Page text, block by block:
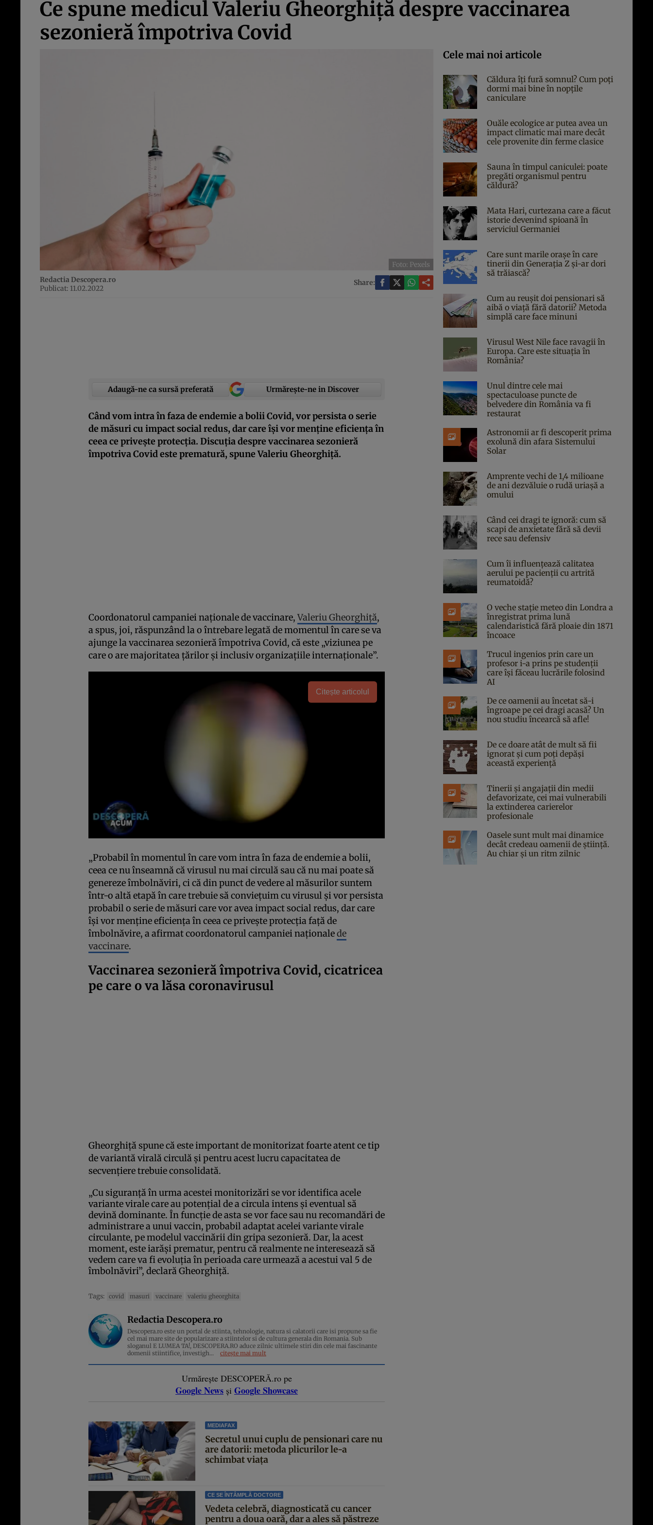
Ce spune medicul Valeriu Gheorghiță despre vaccinarea
sezonieră împotriva Covid
Foto: Pexels
Redactia Descopera.ro
Publicat: 11.02.2022
Share:
Adaugă-ne ca sursă preferată Urmărește-ne in Discover
Când vom intra în faza de endemie a bolii Covid, vor persista o serie
de măsuri cu impact social redus, dar care își vor menține eficiența în
ceea ce privește protecția. Discuția despre vaccinarea sezonieră
împotriva Covid este prematură, spune Valeriu Gheorghiţă.
Coordonatorul campaniei naţionale de vaccinare, Valeriu Gheorghiţă,
a spus, joi, răspunzând la o întrebare legată de momentul în care se va
ajunge la vaccinarea sezonieră împotriva Covid, că este „viziunea pe
care o are majoritatea țărilor și inclusiv organizațiile internaționale”.
Citește articolul
„Probabil în momentul în care vom intra în faza de endemie a bolii,
ceea ce nu înseamnă că virusul nu mai circulă sau că nu mai poate să
genereze îmbolnăviri, ci că din punct de vedere al măsurilor suntem
într-o altă etapă în care trebuie să conviețuim cu virusul și vor persista
probabil o serie de măsuri care vor avea impact social redus, dar care
își vor menține eficiența în ceea ce privește protecția față de
îmbolnăvire, a afirmat coordonatorul campaniei naţionalede
vaccinare.
Vaccinarea sezonieră împotriva Covid, cicatricea
pe care o va lăsa coronavirusul
Gheorghiţă spune că este important de monitorizat foarte atent ce tip
de variantă virală circulă și pentru acest lucru capacitatea de
secvențiere trebuie consolidată.
„Cu siguranță în urma acestei monitorizări se vor identifica acele
variante virale care au potențial de a circula intens și eventual să
devină dominante. În funcție de asta se vor face sau nu recomandări de
administrare a unui vaccin, probabil adaptat acelei variante virale
circulante, pe modelul vaccinării din gripa sezonieră. Dar, la acest
moment, este iarăși prematur, pentru că realmente ne interesează să
vedem care va fi evoluția în perioada care urmează a acestui val 5 de
îmbolnăviri”, declară Gheorghiță.
Tags: covid masuri vaccinare valeriu gheorghita
Redactia Descopera.ro
Descopera.ro este un portal de stiinta, tehnologie, natura si calatorii care isi propune sa fie
cel mai mare site de popularizare a stiintelor si de cultura generala din Romania. Sub
sloganul E LUMEA TA!, DESCOPERA.RO aduce zilnic ultimele stiri din cele mai fascinante
domenii stiintifice, investigh...
citește mai mult
Urmărește DESCOPERĂ.ro pe
Google News și Google Showcase
MEDIAFAX
Secretul unui cuplu de pensionari care nu
are datorii: metoda plicurilor le-a
schimbat viața
CE SE ÎNTÂMPLĂ DOCTORE
Vedeta celebră, diagnosticată cu cancer
pentru a doua oară, dar a ales să păstreze
Cele mai noi articole
Căldura îți fură somnul? Cum poți
dormi mai bine în nopțile
caniculare
Ouăle ecologice ar putea avea un
impact climatic mai mare decât
cele provenite din ferme clasice
Sauna în timpul caniculei: poate
pregăti organismul pentru
căldură?
Mata Hari, curtezana care a făcut
istorie devenind spioană în
serviciul Germaniei
Care sunt marile orașe în care
tinerii din Generația Z și-ar dori
să trăiască?
Cum au reușit doi pensionari să
aibă o viață fără datorii? Metoda
simplă care face minuni
Virusul West Nile face ravagii în
Europa. Care este situația în
România?
Unul dintre cele mai
spectaculoase puncte de
belvedere din România va fi
restaurat
Astronomii ar fi descoperit prima
exolună din afara Sistemului
Solar
Amprente vechi de 1,4 milioane
de ani dezvăluie o rudă uriașă a
omului
Când cei dragi te ignoră: cum să
scapi de anxietate fără să devii
rece sau defensiv
Cum îi influențează calitatea
aerului pe pacienții cu artrită
reumatoidă?
O veche stație meteo din Londra a
înregistrat prima lună
calendaristică fără ploaie din 1871
încoace
Trucul ingenios prin care un
profesor i-a prins pe studenții
care își făceau lucrările folosind
AI
De ce oamenii au încetat să-i
îngroape pe cei dragi acasă? Un
nou studiu încearcă să afle!
De ce doare atât de mult să fii
ignorat și cum poți depăși
această experiență
Tinerii și angajații din medii
defavorizate, cei mai vulnerabili
la extinderea carierelor
profesionale
Oasele sunt mult mai dinamice
decât credeau oamenii de știință.
Au chiar și un ritm zilnic